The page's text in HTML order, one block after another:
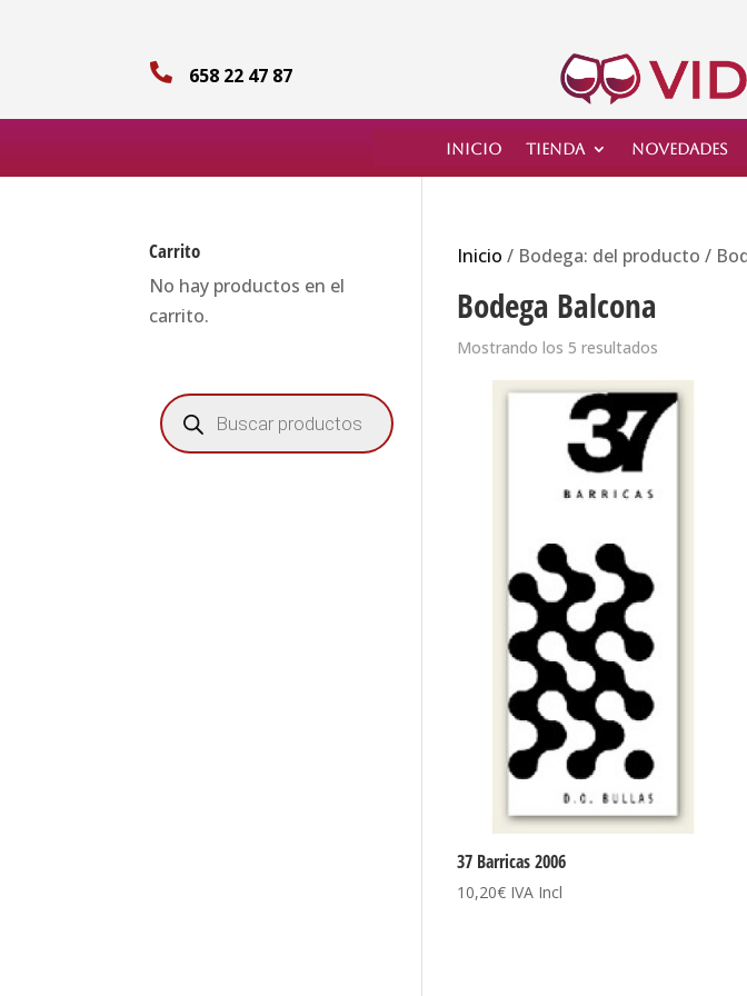
 658 22 47 87
Inicio Tienda Novedades
Inicio / Bodega: del producto /
Bodega Balcona
Mostrando los 5 resultados
37 Barricas 2006
10,20€ IVA Incl
Carrito
No hay productos en el
carrito.
Búsqueda
de
productos